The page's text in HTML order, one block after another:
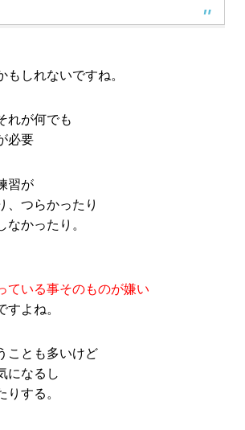
もしれないですね。
れが何でも
必要
習が
、つらかったり
なかったり。
ている事そのものが嫌い
すよね。
ことも多いけど
になるし
りする。